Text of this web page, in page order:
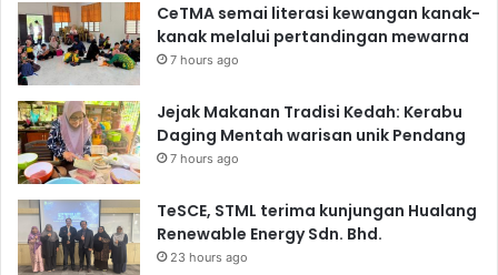
CeTMA semai literasi kewangan kanak-
kanak melalui pertandingan mewarna
7 hours ago
Jejak Makanan Tradisi Kedah: Kerabu
Daging Mentah warisan unik Pendang
7 hours ago
TeSCE, STML terima kunjungan Hualang
Renewable Energy Sdn. Bhd.
23 hours ago